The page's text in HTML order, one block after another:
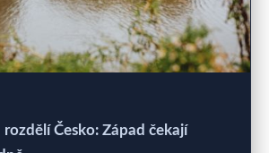
Česko: Západ čekají